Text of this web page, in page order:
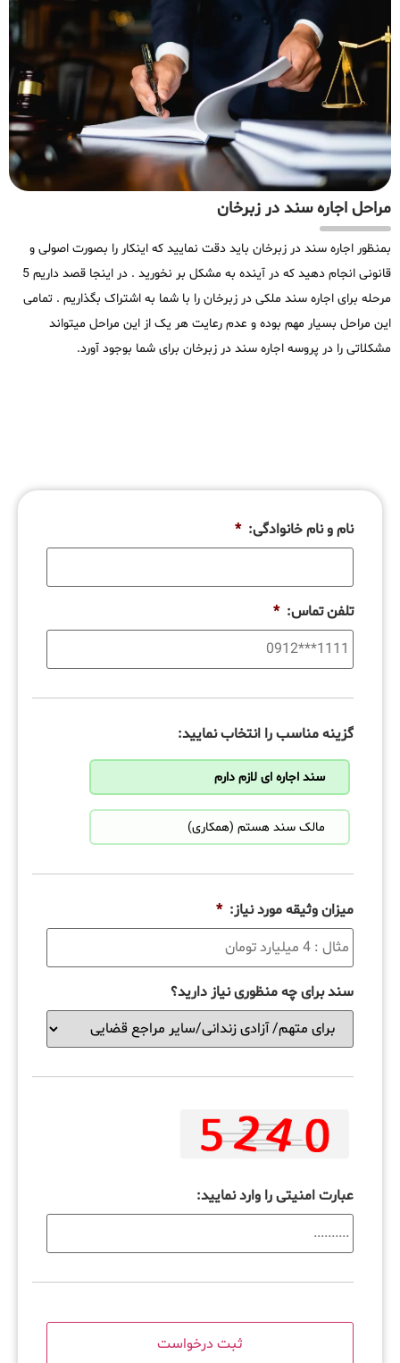
مراحل اجاره سند در زبرخان
بمنظور اجاره سند در زبرخان باید دقت نمایید که اینکار را بصورت اصولی و
قانونی انجام دهید که در آینده به مشکل بر نخورید . در اینجا قصد داریم 5
مرحله برای اجاره سند ملکی در زبرخان را با شما به اشتراک بگذاریم . تمامی
این مراحل بسیار مهم بوده و عدم رعایت هر یک از این مراحل میتواند
مشکلاتی را در پروسه اجاره سند در زبرخان برای شما بوجود آورد.
نام و نام خانوادگی: *
تلفن تماس: *
گزینه مناسب را انتخاب نمایید:
سند اجاره ای لازم دارم
مالک سند هستم (همکاری)
میزان وثیقه مورد نیاز: *
سند برای چه منظوری نیاز دارید؟
عبارت امنیتی را وارد نمایید: